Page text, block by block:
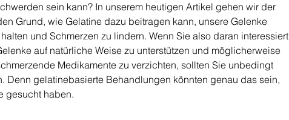
sein kann? In unserem heutigen Artikel gehen wir der
Grund, wie Gelatine dazu beitragen kann, unsere Gelenke
und Schmerzen zu lindern. Wenn Sie also daran interessiert
auf natürliche Weise zu unterstützen und möglicherweise
Medikamente zu verzichten, sollten Sie unbedingt
Denn gelatinebasierte Behandlungen könnten genau das sein,
gesucht haben.